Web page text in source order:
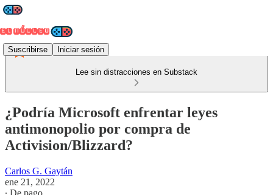
Suscribirse Iniciar sesión
Lee sin distracciones en Substack
¿Podría Microsoft enfrentar leyes
antimonopolio por compra de
Activision/Blizzard?
Carlos G. Gaytán
ene 21, 2022
∙ De pago